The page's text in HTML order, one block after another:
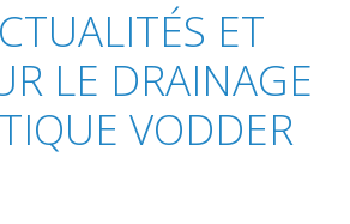
ET
LE DRAINAGE
VODDER